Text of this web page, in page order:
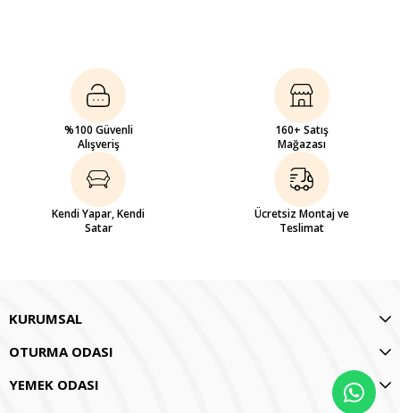
%100 Güvenli
Alışveriş
160+ Satış
Mağazası
Kendi Yapar, Kendi
Satar
Ücretsiz Montaj ve
Teslimat
KURUMSAL
OTURMA ODASI
YEMEK ODASI